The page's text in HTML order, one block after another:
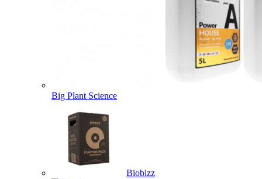
Big Plant Science
Biobizz